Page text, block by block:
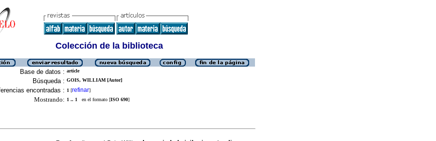
Colección de la biblioteca
Base de datos : article
Búsqueda : GOIS, WILLIAM [Autor]
encontradas : 1 [refinar]
Mostrando: 1 .. 1 en el formato [ISO 690]